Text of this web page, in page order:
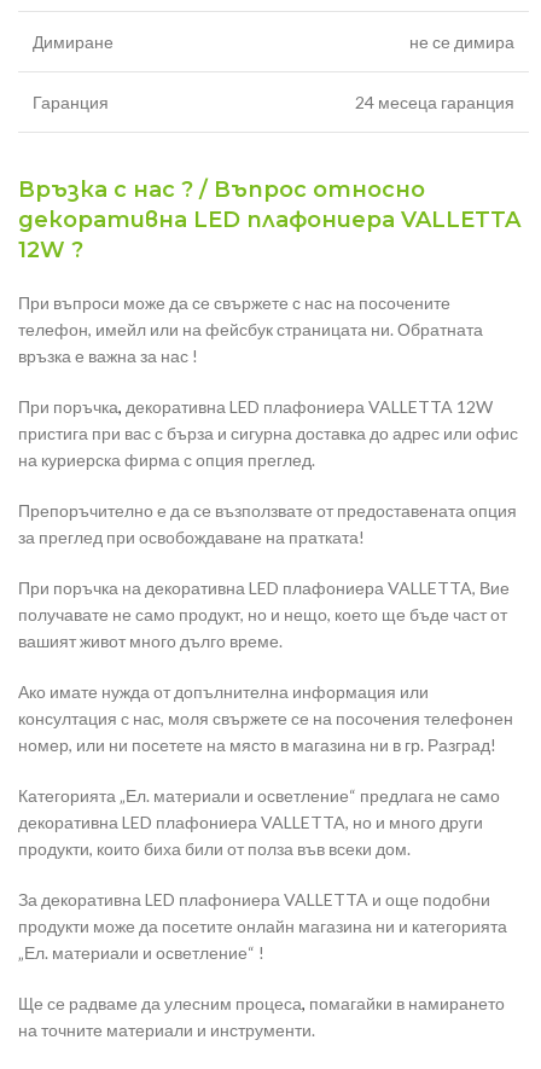
Димиране не се димира
Гаранция 24 месеца гаранция
Връзка с нас ? / Въпрос относно
декоративна LED плафониера VALLETTA
12W ?
При въпроси може да се свържете с нас на посочените
телефон, имейл или на фейсбук страницата ни. Обратната
връзка е важна за нас !
При поръчка, декоративна LED плафониера VALLETTA 12W
пристига при вас с бърза и сигурна доставка до адрес или офис
на куриерска фирма с опция преглед.
Препоръчително е да се възползвате от предоставената опция
за преглед при освобождаване на пратката!
При поръчка на декоративна LED плафониера VALLETTA, Вие
получавате не само продукт, но и нещо, което ще бъде част от
вашият живот много дълго време.
Ако имате нужда от допълнителна информация или
консултация с нас, моля свържете се на посочения телефонен
номер, или ни посетете на място в магазина ни в гр. Разград!
Категорията „Ел. материали и осветление“ предлага не само
декоративна LED плафониера VALLETTA, но и много други
продукти, които биха били от полза във всеки дом.
За декоративна LED плафониера VALLETTA и още подобни
продукти може да посетите онлайн магазина ни и категорията
„Ел. материали и осветление“ !
Ще се радваме да улесним процеса, помагайки в намирането
на точните материали и инструменти.